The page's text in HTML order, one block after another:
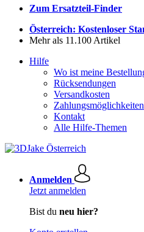
Zum Ersatzteil-Finder
Österreich: Kostenloser
Mehr als 11.100 Artikel
Hilfe
Wo ist meine
Rücksendungen
Versandkosten
Zahlungsmöglichkeiten
Kontakt
Alle Hilfe-Themen
Anmelden
Jetzt anmelden
Bist du neu hier?